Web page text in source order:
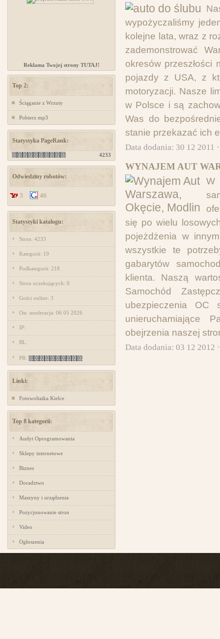
Reklama Twojej strony TUTAJ!
Top 2:
Ściąganie z Wrzuty
Pobierz mp3
Statystyka PageRank:
4233
Odwiedziny robotów:
3 46
Statystyki katalogu:
Stron: 4233
Kategorii: 19
Podkategorii: 218
Stron oczekujących: 0
Gości online: 3
Ost. moderacja: 06 05 2026
IP:
BL:
PR:
Linki:
Fotowoltaika Kielce
Top 8 kategorii:
Audyt Oprogramowania
Sklepy internetowe
Biznes
Doradztwo
Maszyny i urządzenia
Pozycjonowanie stron
Video
Ogłoszenia
wypożyczaliśmy
kolejne lata, wraz z
zademonstrować
okresów przeszłości
pojazdy z USA, z
motoryzacji. Nasze
w Polsce i są
Was do
stanie przekazać ich
Data dodania: 30 12 2011
WYNAJEM AUT
W
się po wielu
pojeżdżenia w
wszystkie te
gabarytów
klienta. Naszą
Samochód
ubezpieczenia OC
unieruchamiające
obejrzenia naszej
Data dodania: 03 12 2012